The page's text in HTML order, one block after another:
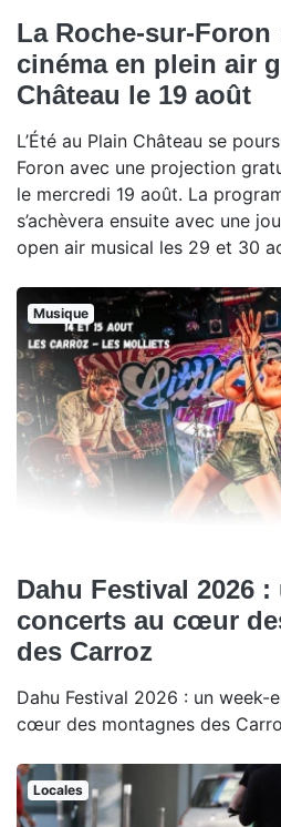
La Roche-sur-Foron
cinéma en plein air
Château le 19 août
L’Été au Plain Château se
Foron avec une projection
le mercredi 19 août. La
s’achèvera ensuite avec une
open air musical les 29 et 30
Musique
Dahu Festival 2026
concerts au cœur
des Carroz
Dahu Festival 2026 : un week-
cœur des montagnes des
Locales